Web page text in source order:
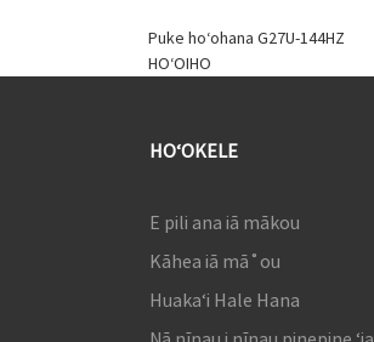
Puke hoʻohana G27U-144HZ
HOʻOIHO
HOʻOKELE
E pili ana iā mākou
Kāhea iā mā˚ou
Huakaʻi Hale Hana